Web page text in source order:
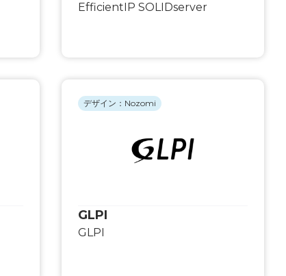
EfficientIP SOLIDserver
GLPI
GLPI
デザイン：Nozomi